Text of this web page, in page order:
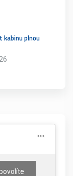
kabinu plnou